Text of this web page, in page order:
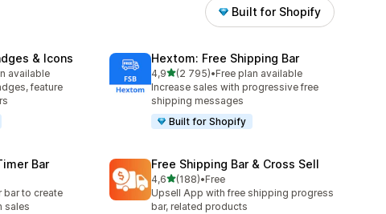
Built for Shopify
& Icons
available
feature
Hextom: Free Shipping Bar
4,9/ 5 tähteä
(2 795)
2795 arvostelua yhteensä
•Free plan available
Increase sales with progressive free
shipping messages
Built for Shopify
Bar
to create
sales
Free Shipping Bar & Cross Sell
4,6/ 5 tähteä
(188)
188 arvostelua yhteensä
•Free
Upsell App with free shipping progress
bar, related products